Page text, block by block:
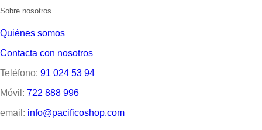
Sobre nosotros
Quiénes somos
Contacta con nosotros
Teléfono: 91 024 53 94
Móvil: 722 888 996
email: info@pacificoshop.com